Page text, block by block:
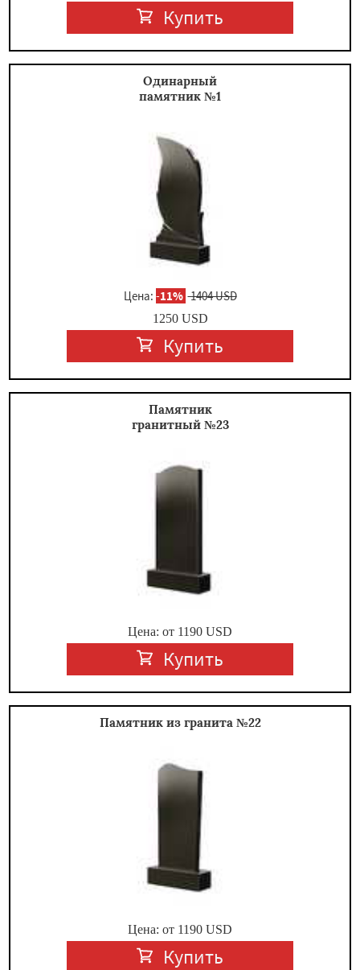
Купить
Одинарный
памятник №1
Цена: -11% 1404 USD
1250USD
Купить
Памятник
гранитный №23
Цена: от 1190 USD
Купить
Памятник из гранита №22
Цена: от 1190 USD
Купить
Даю согласие на обработку персональных данных